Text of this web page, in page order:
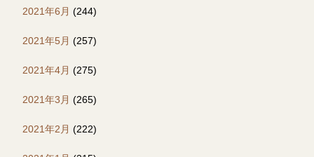
2021年6月 (244)
2021年5月 (257)
2021年4月 (275)
2021年3月 (265)
2021年2月 (222)